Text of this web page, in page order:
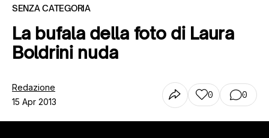
Tutti gli articoli
Chi siamo
SENZA CATEGORIA
La bufala della foto di Laura
Boldrini nuda
Redazione
15 Apr 2013
0 0